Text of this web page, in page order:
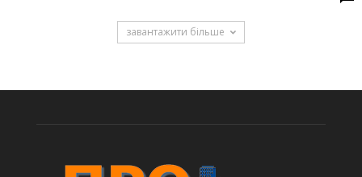
завантажити більше